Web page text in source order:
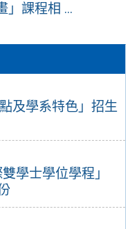
及學系特色」招生
學士學位學程」
」課程相 ...